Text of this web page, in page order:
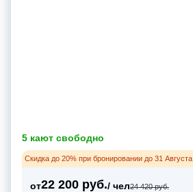
5 кают свободно
Скидка до 20% при бронировании до 31 Августа
от22 200 руб./ чел24 420 руб.